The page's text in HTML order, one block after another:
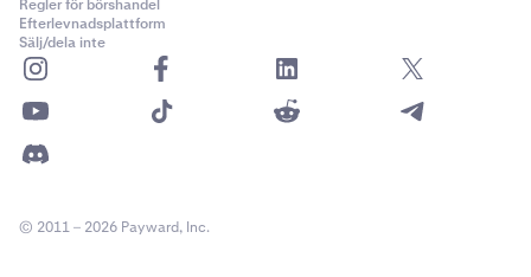
Regler för börshandel
Efterlevnadsplattform
Sälj/dela inte
© 2011 – 2026 Payward, Inc.